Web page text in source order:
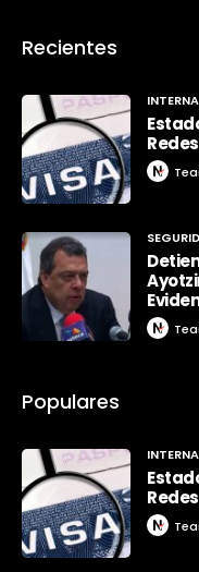
Recientes
Populares